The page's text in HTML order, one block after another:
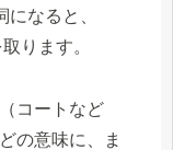
なると、
ります。
コートなど
の意味に、ま